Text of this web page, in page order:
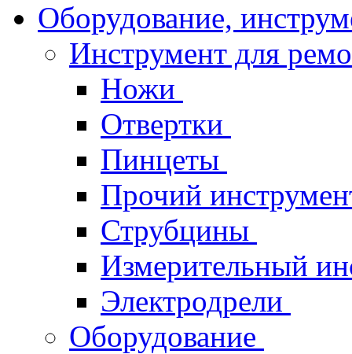
Оборудование,
Инструмент для
Ножи
Отвертки
Пинцеты
Прочий
Струбцины
Измерительный
Электродрели
Оборудование